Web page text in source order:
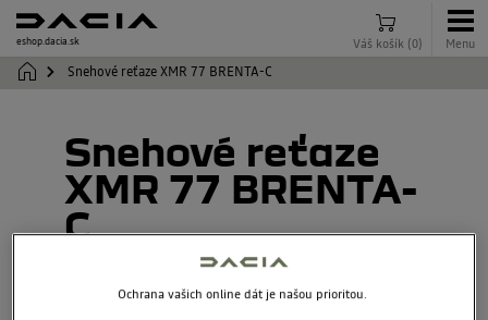
eshop.dacia.sk Váš košík (0) Menu
Snehové reťaze XMR 77 BRENTA-C
Snehové reťaze
XMR 77 BRENTA-
C
Ochrana vašich online dát je našou prioritou.